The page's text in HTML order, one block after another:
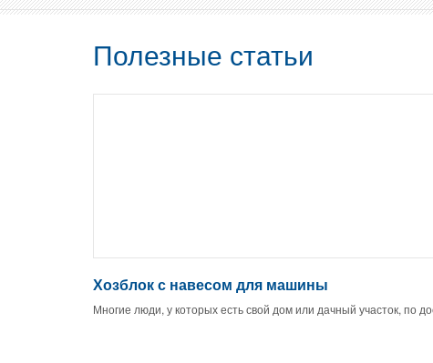
Полезные статьи
Хозблок с навесом для машины
Многие люди, у которых есть свой дом или дачный участок, по